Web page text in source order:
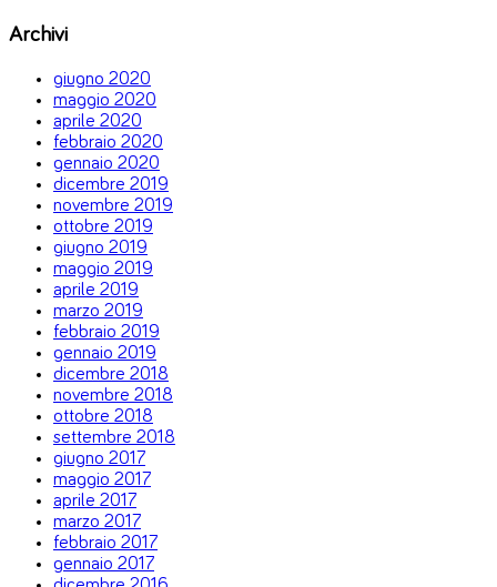
Archivi
giugno 2020
maggio 2020
aprile 2020
febbraio 2020
gennaio 2020
dicembre 2019
novembre 2019
ottobre 2019
giugno 2019
maggio 2019
aprile 2019
marzo 2019
febbraio 2019
gennaio 2019
dicembre 2018
novembre 2018
ottobre 2018
settembre 2018
giugno 2017
maggio 2017
aprile 2017
marzo 2017
febbraio 2017
gennaio 2017